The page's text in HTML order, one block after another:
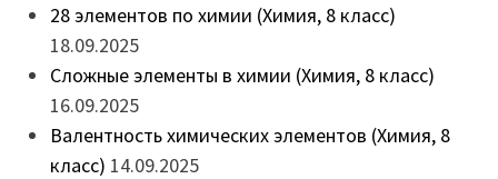
28 элементов по химии (Химия, 8 класс)
18.09.2025
Сложные элементы в химии (Химия, 8 класс)
16.09.2025
Валентность химических элементов (Химия, 8
класс) 14.09.2025